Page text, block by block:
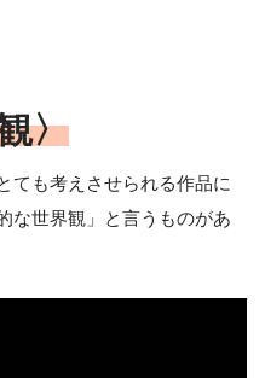
〉
も考えさせられる作品に
な世界観」と言うものがあ